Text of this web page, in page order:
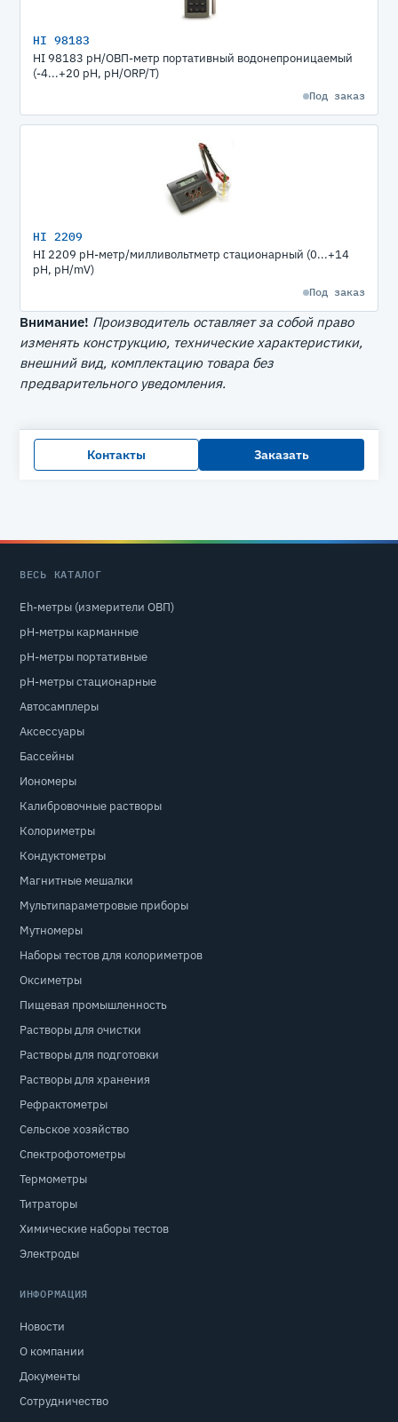
HI 98183
HI 98183 рН/ОВП-метр портативный водонепроницаемый
(-4...+20 pH, pH/ORP/T)
Под заказ
HI 2209
HI 2209 рН-метр/милливольтметр стационарный (0...+14
pH, pH/mV)
Под заказ
Внимание! Производитель оставляет за собой право
изменять конструкцию, технические характеристики,
внешний вид, комплектацию товара без
предварительного уведомления.
Контакты Заказать
ВЕСЬ КАТАЛОГ
Eh-метры (измерители ОВП)
pH-метры карманные
pH-метры портативные
pH-метры стационарные
Автосамплеры
Аксессуары
Бассейны
Иономеры
Калибровочные растворы
Колориметры
Кондуктометры
Магнитные мешалки
Мультипараметровые приборы
Мутномеры
Наборы тестов для колориметров
Оксиметры
Пищевая промышленность
Растворы для очистки
Растворы для подготовки
Растворы для хранения
Рефрактометры
Сельское хозяйство
Спектрофотометры
Термометры
Титраторы
Химические наборы тестов
Электроды
ИНФОРМАЦИЯ
Новости
О компании
Документы
Сотрудничество